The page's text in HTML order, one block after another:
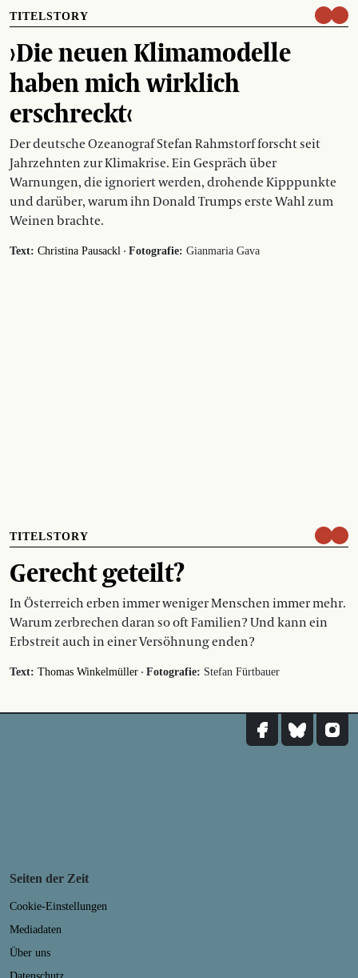
TITELSTORY
›Die neuen Klimamodelle
haben mich wirklich
erschreckt‹
Der deutsche Ozeanograf Stefan Rahmstorf forscht seit
Jahrzehnten zur Klimakrise. Ein Gespräch über
Warnungen, die ignoriert werden, drohende Kipppunkte
und darüber, warum ihn Donald Trumps erste Wahl zum
Weinen brachte.
Text: Christina Pausackl · Fotografie: Gianmaria Gava
TITELSTORY
Gerecht geteilt?
In Österreich erben immer weniger Menschen immer mehr.
Warum zerbrechen daran so oft Familien? Und kann ein
Erbstreit auch in einer Versöhnung enden?
Text: Thomas Winkelmüller · Fotografie: Stefan Fürtbauer
Seiten der Zeit
Cookie-Einstellungen
Mediadaten
Über uns